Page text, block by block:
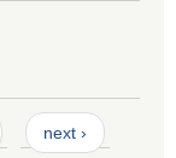
next ›